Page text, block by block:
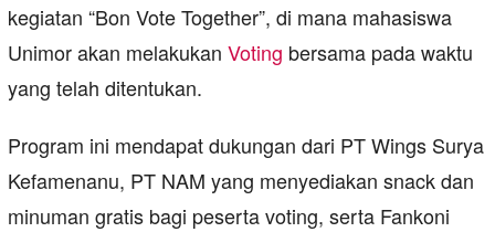
kegiatan “Bon Vote Together”, di mana mahasiswa
Unimor akan melakukan Voting bersama pada waktu
yang telah ditentukan.
Program ini mendapat dukungan dari PT Wings Surya
Kefamenanu, PT NAM yang menyediakan snack dan
minuman gratis bagi peserta voting, serta Fankoni